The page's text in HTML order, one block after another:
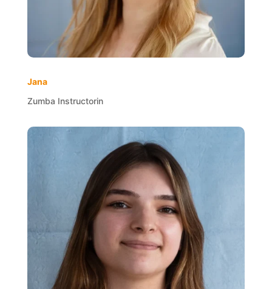
Jana
Zumba Instructorin